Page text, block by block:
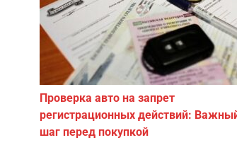
Проверка авто на запрет
регистрационных действий:
шаг перед покупкой